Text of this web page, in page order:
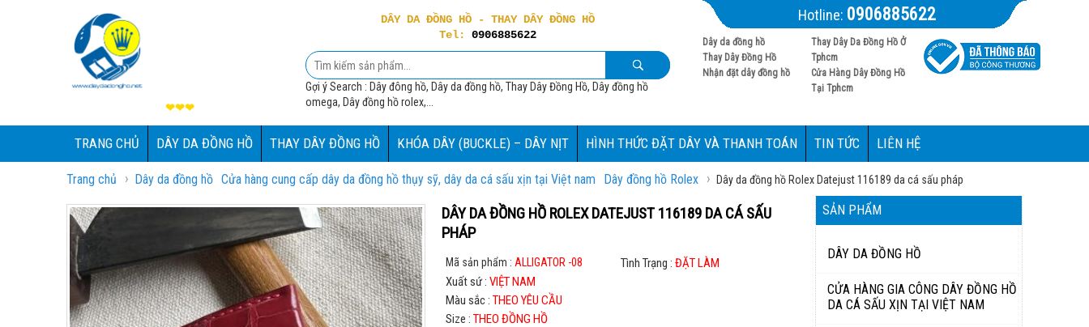
❤❤❤
DÂY DA ĐỒNG HỒ - THAY DÂY ĐỒNG HỒ
Tel: 0906885622
Gợi ý Search : Dây đông hồ, Dây da đồng hồ, Thay Dây Đồng Hồ, Dây đồng hồ
omega, Dây đồng hồ rolex,...
Hotline: 0906885622
Dây da đồng hồ
Thay Dây Đồng Hồ
Nhận đặt dây đồng hồ
Thay Dây Da Đồng Hồ Ở
Tphcm
Cửa Hàng Dây Đồng Hồ
Tại Tphcm
TRANG CHỦ DÂY DA ĐỒNG HỒ THAY DÂY ĐỒNG HỒ KHÓA DÂY (BUCKLE) – DÂY NỊT HÌNH THỨC ĐẶT DÂY VÀ THANH TOÁN TIN TỨC LIÊN HỆ
Trang chủ › Dây da đồng hồ Cửa hàng cung cấp dây da đồng hồ thụy sỹ, dây da cá sấu xịn tại Việt nam Dây đồng hồ Rolex › Dây da đồng hồ Rolex Datejust 116189 da cá sấu pháp
DÂY DA ĐỒNG HỒ ROLEX DATEJUST 116189 DA CÁ SẤU
PHÁP
Mã sản phẩm : ALLIGATOR -08 Tình Trạng : ĐẶT LÀM
Xuất sứ : VIỆT NAM
Màu sắc : THEO YÊU CẦU
Size : THEO ĐỒNG HỒ
SẢN PHẨM
DÂY DA ĐỒNG HỒ
CỬA HÀNG GIA CÔNG DÂY ĐỒNG HỒ
DA CÁ SẤU XỊN TẠI VIỆT NAM